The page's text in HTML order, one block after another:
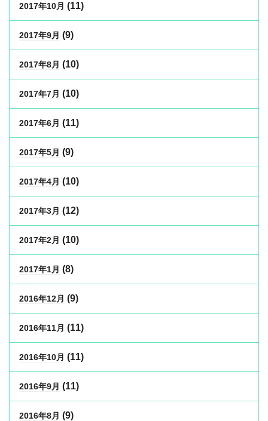
2017年10月 (11)
2017年9月 (9)
2017年8月 (10)
2017年7月 (10)
2017年6月 (11)
2017年5月 (9)
2017年4月 (10)
2017年3月 (12)
2017年2月 (10)
2017年1月 (8)
2016年12月 (9)
2016年11月 (11)
2016年10月 (11)
2016年9月 (11)
2016年8月 (9)